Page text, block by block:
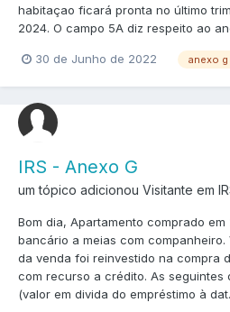
habitaçao ficará pronta no último
2024. O campo 5A diz respeito ao
30 de Junho de 2022 anexo g
IRS - Anexo G
um tópico adicionou Visitante em
Bom dia, Apartamento comprado
bancário a meias com companheiro.
da venda foi reinvestido na compra
com recurso a crédito. As seguintes
(valor em divida do empréstimo à